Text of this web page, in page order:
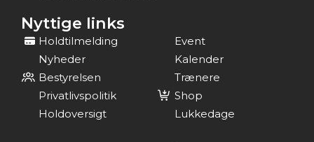
Nyttige links
Holdtilmelding
Event
Nyheder
Kalender
Bestyrelsen
Trænere
Privatlivspolitik
Shop
Holdoversigt
Lukkedage